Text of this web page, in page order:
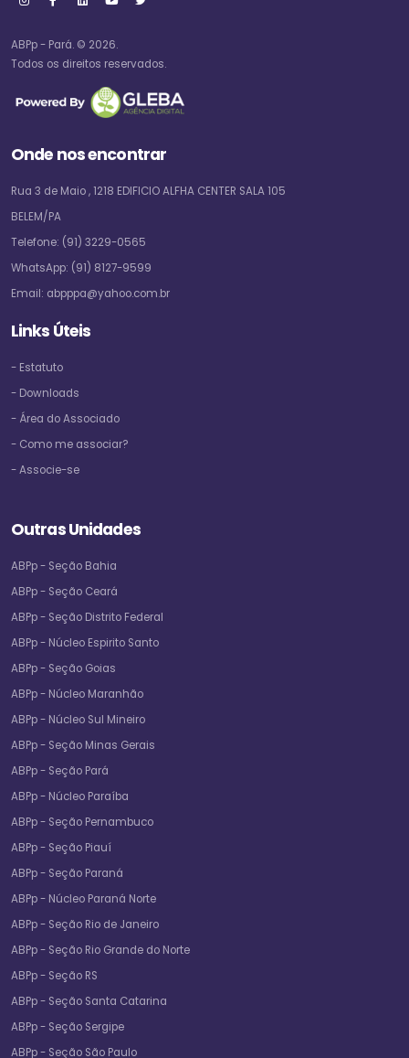
ABPp - Pará. © 2026.
Todos os direitos reservados.
Onde nos encontrar
Rua 3 de Maio , 1218 EDIFICIO ALFHA CENTER SALA 105
BELEM/PA
Telefone: (91) 3229-0565
WhatsApp: (91) 8127-9599
Email: abpppa@yahoo.com.br
Links Úteis
- Estatuto
- Downloads
- Área do Associado
- Como me associar?
- Associe-se
Outras Unidades
ABPp - Seção Bahia
ABPp - Seção Ceará
ABPp - Seção Distrito Federal
ABPp - Núcleo Espirito Santo
ABPp - Seção Goias
ABPp - Núcleo Maranhão
ABPp - Núcleo Sul Mineiro
ABPp - Seção Minas Gerais
ABPp - Seção Pará
ABPp - Núcleo Paraíba
ABPp - Seção Pernambuco
ABPp - Seção Piauí
ABPp - Seção Paraná
ABPp - Núcleo Paraná Norte
ABPp - Seção Rio de Janeiro
ABPp - Seção Rio Grande do Norte
ABPp - Seção RS
ABPp - Seção Santa Catarina
ABPp - Seção Sergipe
ABPp - Seção São Paulo